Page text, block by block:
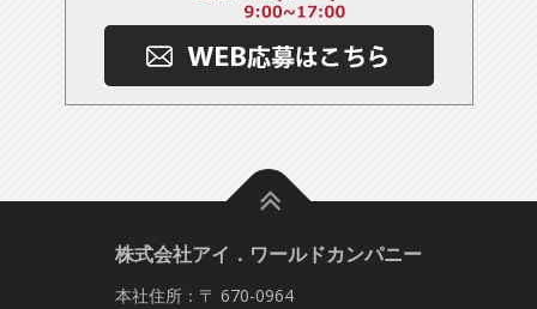
株式会社アイ．ワールドカンパニー
本社住所：〒 670-0964